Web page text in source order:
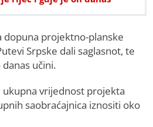
dopuna projektno-planske
Srpske dali saglasnot, te
učini.
ukupna vrijednost projekta
saobraćajnica iznositi oko